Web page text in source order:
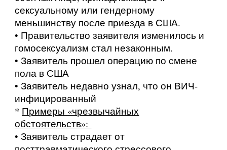
сексуальному или гендерному
меньшинству после приезда в США.
• Правительство заявителя изменилось и
гомосексуализм стал незаконным.
• Заявитель прошел операцию по смене
пола в США
• Заявитель недавно узнал, что он ВИЧ-
инфицированный
* Примеры «чрезвычайных
обстоятельств»:
• Заявитель страдает от